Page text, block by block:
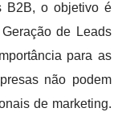
B2B, o objetivo é
de Leads
para as
não podem
de marketing.